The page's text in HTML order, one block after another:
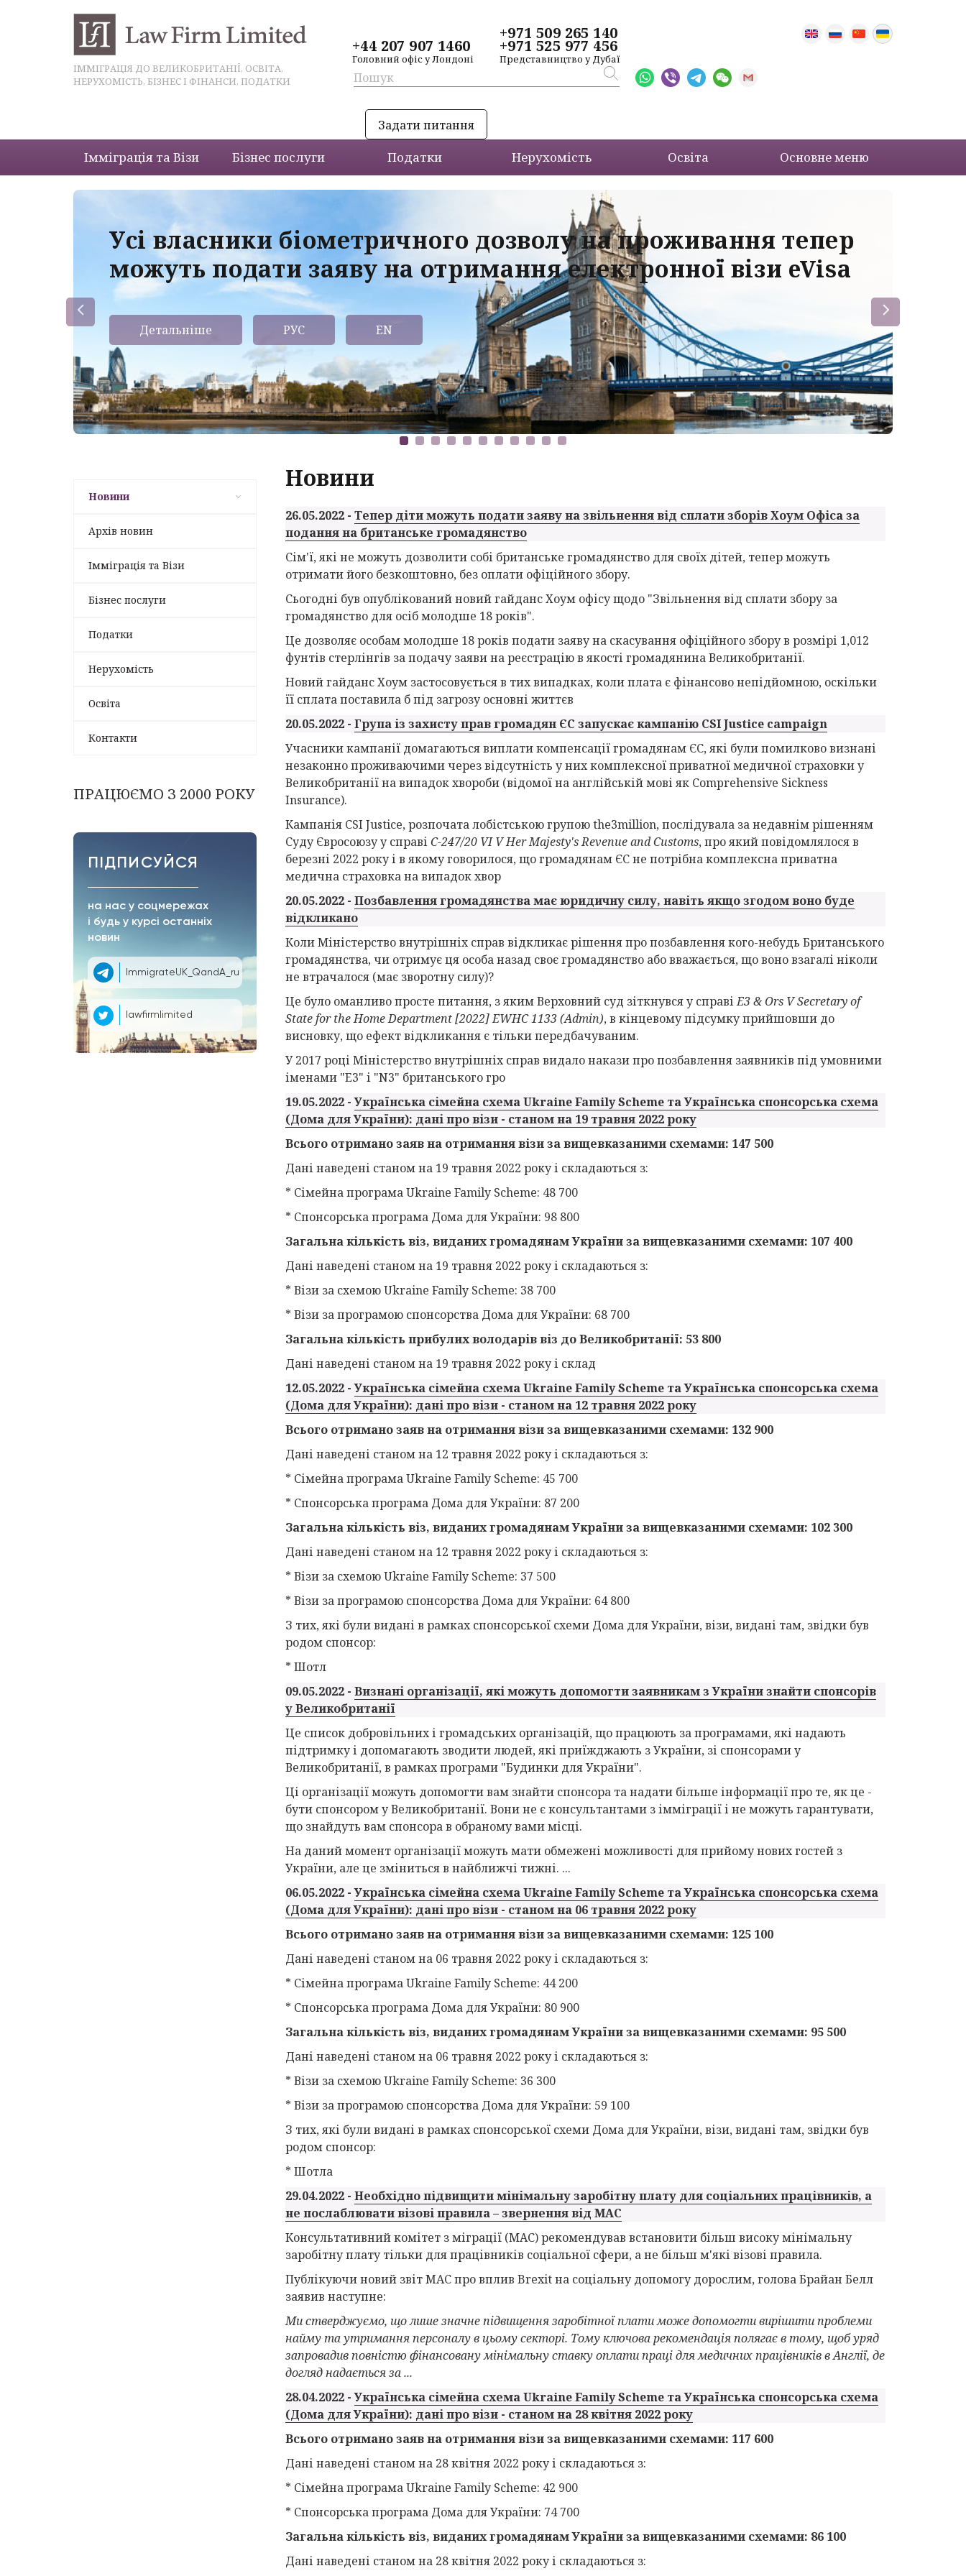
ІММІГРАЦІЯ ДО ВЕЛИКОБРИТАНІЇ, ОСВІТА,
НЕРУХОМІСТЬ, БІЗНЕС І ФІНАНСИ, ПОДАТКИ
+44 207 907 1460
Головний офіс у Лондоні
+971 509 265 140
+971 525 977 456
Представництво у Дубаї
Задати питання
Імміграція та Візи Бізнес послуги Податки Нерухомість Освіта Основне меню
Усі власники біометричного дозволу на проживання тепер
можуть подати заяву на отримання електронної візи eVisa
Детальніше РУС EN
Новини
Архів новин
Імміграція та Візи
Бізнес послуги
Податки
Нерухомість
Освіта
Контакти
ПРАЦЮЄМО З 2000 РОКУ
ПІДПИСУЙСЯ
на нас у соцмережах
і будь у курсі останніх
новин
ImmigrateUK_QandA_ru
lawfirmlimited
Новини
26.05.2022 - Тепер діти можуть подати заяву на звільнення від сплати зборів Хоум Офіса за
подання на британське громадянство
Сім'ї, які не можуть дозволити собі британське громадянство для своїх дітей, тепер можуть
отримати його безкоштовно, без оплати офіційного збору.
Сьогодні був опублікований новий гайданс Хоум офісу щодо "Звільнення від сплати збору за
громадянство для осіб молодше 18 років".
Це дозволяє особам молодше 18 років подати заяву на скасування офіційного збору в розмірі 1,012
фунтів стерлінгів за подачу заяви на реєстрацію в якості громадянина Великобританії.
Новий гайданс Хоум застосовується в тих випадках, коли плата є фінансово непідйомною, оскільки
її сплата поставила б під загрозу основні життєв
20.05.2022 - Група із захисту прав громадян ЄС запускає кампанію CSI Justice campaign
Учасники кампанії домагаються виплати компенсації громадянам ЄС, які були помилково визнані
незаконно проживаючими через відсутність у них комплексної приватної медичної страховки у
Великобританії на випадок хвороби (відомої на англійській мові як Comprehensive Sickness
Insurance).
Кампанія CSI Justice, розпочата лобістською групою the3million, послідувала за недавнім рішенням
Суду Євросоюзу у справіC-247/20 VI V Her Majesty's Revenue and Customs, про який повідомлялося в
березні 2022 року і в якому говорилося, що громадянам ЄС не потрібна комплексна приватна
медична страховка на випадок хвор
20.05.2022 - Позбавлення громадянства має юридичну силу, навіть якщо згодом воно буде
відкликано
Коли Міністерство внутрішніх справ відкликає рішення про позбавлення кого-небудь Британського
громадянства, чи отримує ця особа назад своє громадянство або вважається, що воно взагалі ніколи
не втрачалося (має зворотну силу)?
Це було оманливо просте питання, з яким Верховний суд зіткнувся у справіE3 & Ors V Secretary of
State for the Home Department [2022] EWHC 1133 (Admin), в кінцевому підсумку прийшовши до
висновку, що ефект відкликання є тільки передбачуваним.
У 2017 році Міністерство внутрішніх справ видало накази про позбавлення заявників під умовними
іменами "E3" і "N3" британського гро
19.05.2022 -Українська сімейна схема Ukraine Family Scheme та Українська спонсорська схема
(Дома для України): дані про візи - станом на 19 травня 2022 року
Всього отримано заяв на отримання візи за вищевказаними схемами: 147 500
Дані наведені станом на 19 травня 2022 року і складаються з:
* Сімейна програма Ukraine Family Scheme: 48 700
* Спонсорська програма Дома для України: 98 800
Загальна кількість віз, виданих громадянам України за вищевказаними схемами: 107 400
Дані наведені станом на 19 травня 2022 року і складаються з:
* Візи за схемою Ukraine Family Scheme: 38 700
* Візи за програмою спонсорства Дома для України: 68 700
Загальна кількість прибулих володарів віз до Великобританії: 53 800
Дані наведені станом на 19 травня 2022 року і склад
12.05.2022 -Українська сімейна схема Ukraine Family Scheme та Українська спонсорська схема
(Дома для України): дані про візи - станом на 12 травня 2022 року
Всього отримано заяв на отримання візи за вищевказаними схемами: 132 900
Дані наведені станом на 12 травня 2022 року і складаються з:
* Сімейна програма Ukraine Family Scheme: 45 700
* Спонсорська програма Дома для України: 87 200
Загальна кількість віз, виданих громадянам України за вищевказаними схемами: 102 300
Дані наведені станом на 12 травня 2022 року і складаються з:
* Візи за схемою Ukraine Family Scheme: 37 500
* Візи за програмою спонсорства Дома для України: 64 800
З тих, які були видані в рамках спонсорської схеми Дома для України, візи, видані там, звідки був
родом спонсор:
* Шотл
09.05.2022 - Визнані організації, які можуть допомогти заявникам з України знайти спонсорів
у Великобританії
Це список добровільних і громадських організацій, що працюють за програмами, які надають
підтримку і допомагають зводити людей, які приїжджають з України, зі спонсорами у
Великобританії, в рамках програми "Будинки для України".
Ці організації можуть допомогти вам знайти спонсора та надати більше інформації про те, як це -
бути спонсором у Великобританії. Вони не є консультантами з імміграції і не можуть гарантувати,
що знайдуть вам спонсора в обраному вами місці.
На даний момент організації можуть мати обмежені можливості для прийому нових гостей з
України, але це зміниться в найближчі тижні. ...
06.05.2022 -Українська сімейна схема Ukraine Family Scheme та Українська спонсорська схема
(Дома для України): дані про візи - станом на 06 травня 2022 року
Всього отримано заяв на отримання візи за вищевказаними схемами: 125 100
Дані наведені станом на 06 травня 2022 року і складаються з:
* Сімейна програма Ukraine Family Scheme: 44 200
* Спонсорська програма Дома для України: 80 900
Загальна кількість віз, виданих громадянам України за вищевказаними схемами: 95 500
Дані наведені станом на 06 травня 2022 року і складаються з:
* Візи за схемою Ukraine Family Scheme: 36 300
* Візи за програмою спонсорства Дома для України: 59 100
З тих, які були видані в рамках спонсорської схеми Дома для України, візи, видані там, звідки був
родом спонсор:
* Шотла
29.04.2022 - Необхідно підвищити мінімальну заробітну плату для соціальних працівників, а
не послаблювати візові правила – звернення від МАС
Консультативний комітет з міграції (МАС) рекомендував встановити більш високу мінімальну
заробітну плату тільки для працівників соціальної сфери, а не більш м'які візові правила.
Публікуючи новий звіт MAC про вплив Brexit на соціальну допомогу дорослим, голова Брайан Белл
заявив наступне:
Ми стверджуємо, що лише значне підвищення заробітної плати може допомогти вирішити проблеми
найму та утримання персоналу в цьому секторі. Тому ключова рекомендація полягає в тому, щоб уряд
запровадив повністю фінансовану мінімальну ставку оплати праці для медичних працівників в Англії, де
догляд надається за ...
28.04.2022 -Українська сімейна схема Ukraine Family Scheme та Українська спонсорська схема
(Дома для України): дані про візи - станом на 28 квітня 2022 року
Всього отримано заяв на отримання візи за вищевказаними схемами: 117 600
Дані наведені станом на 28 квітня 2022 року і складаються з:
* Сімейна програма Ukraine Family Scheme: 42 900
* Спонсорська програма Дома для України: 74 700
Загальна кількість віз, виданих громадянам України за вищевказаними схемами: 86 100
Дані наведені станом на 28 квітня 2022 року і складаються з: